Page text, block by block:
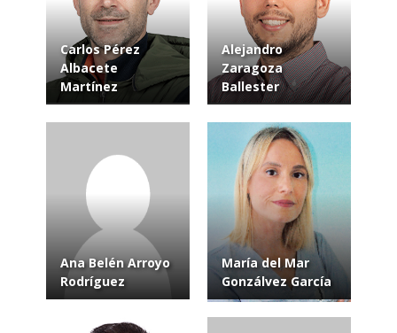
Carlos Pérez
Albacete
Martínez
Alejandro
Zaragoza
Ballester
Ana Belén Arroyo
Rodríguez
María del Mar
Gonzálvez García